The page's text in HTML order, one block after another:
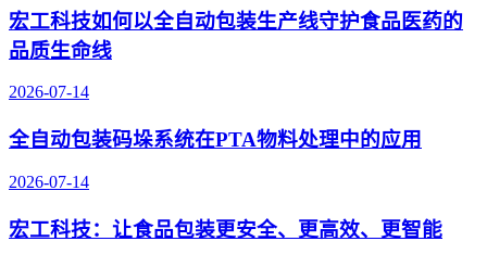
宏工科技如何以全自动包装生产线守护食品医药的
品质生命线
2026-07-14
全自动包装码垛系统在PTA物料处理中的应用
2026-07-14
宏工科技：让食品包装更安全、更高效、更智能